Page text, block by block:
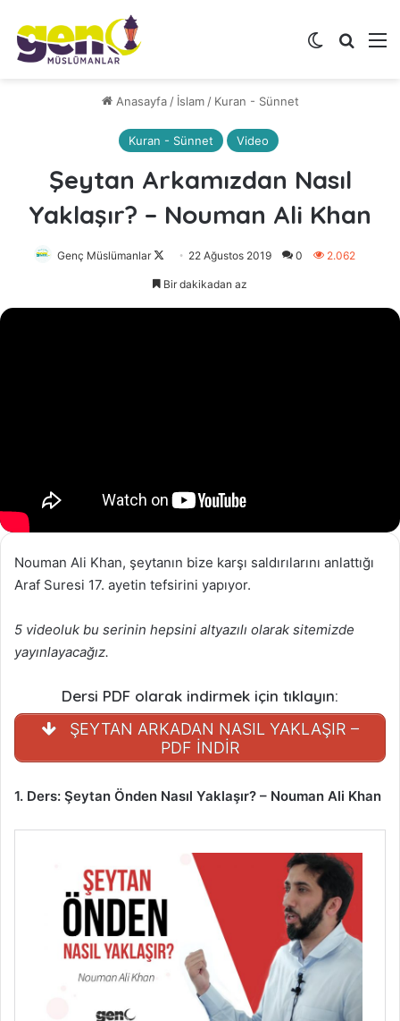
Dış
Anasayfa / İslam / Kuran - Sünnet
Kuran - Sünnet Video
Şeytan Arkamızdan Nasıl
Yaklaşır? – Nouman Ali Khan
Genç Müslümanlar
Follow
on
22 Ağustos 2019 0 2.062
Bir dakikadan az
Nouman Ali Khan, şeytanın bize karşı saldırılarını anlattığı
Araf Suresi 17. ayetin tefsirini yapıyor.
5 videoluk bu serinin hepsini altyazılı olarak sitemizde
yayınlayacağız.
Dersi PDF olarak indirmek için tıklayın:
ŞEYTAN ARKADAN NASIL YAKLAŞIR –
PDF İNDİR
1. Ders: Şeytan Önden Nasıl Yaklaşır? – Nouman Ali Khan